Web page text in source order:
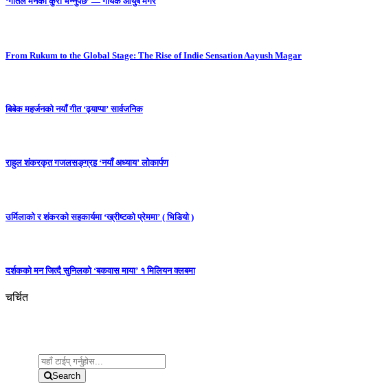
From Rukum to the Global Stage: The Rise of Indie Sensation Aayush Magar
बिबेक महर्जनको नयाँ गीत ‘ढ्याप्पा’ सार्वजनिक
राहुल शंकरकृत गजलसङ्ग्रह ‘नयाँ अध्याय’ लोकार्पण
उर्मिलाको र शंकरको सहकार्यमा ‘ख्रीष्टको प्रेममा’ ( भिडियो )
दर्शकको मन जित्दै सुनिलको ‘बकवास माया’ १ मिलियन क्लबमा
चर्चित
Search